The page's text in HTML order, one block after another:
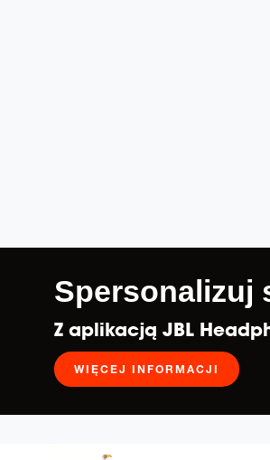
Spersonalizuj
Z aplikacją JBL
WIĘCEJ INFORMACJI